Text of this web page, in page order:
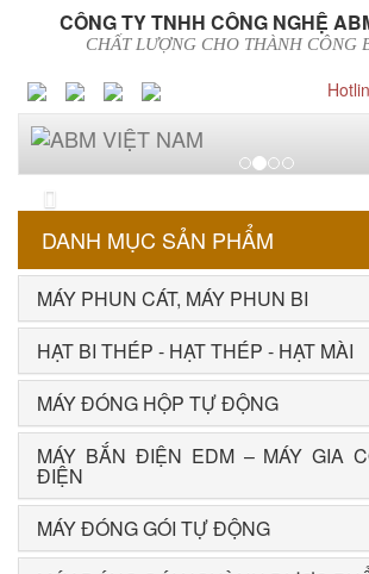
CÔNG TY TNHH CÔNG NGHỆ
CHẤT LƯỢNG CHO THÀNH CÔNG
Previous
DANH MỤC SẢN PHẨM
MÁY PHUN CÁT, MÁY PHUN BI
HẠT BI THÉP - HẠT THÉP - HẠT MÀI
MÁY ĐÓNG HỘP TỰ ĐỘNG
MÁY BẮN ĐIỆN EDM – MÁY GIA
ĐIỆN
MÁY ĐÓNG GÓI TỰ ĐỘNG